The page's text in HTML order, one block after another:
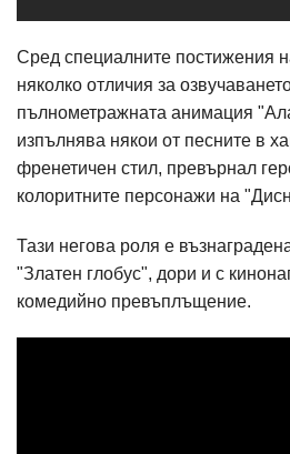
Сред специалните постижения
няколко отличия за
пълнометражната анимация
изпълнява някои от песните в
френетичен стил, превърнал
колоритните персонажи на
Тази негова роля е
"Златен глобус", дори и с
комедийно превъплъщение.